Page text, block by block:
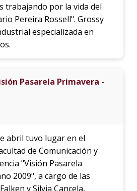
trabajando por la vida del
Pereira Rossell". Grossy
especializada en
Pasarela Primavera -
abril tuvo lugar en el
de Comunicación y
"Visión Pasarela
2009", a cargo de las
y Silvia Cancela,